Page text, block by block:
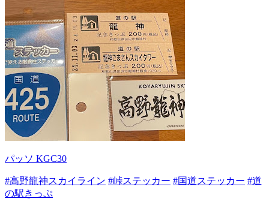
パッソ KGC30
#高野龍神スカイライン #峠ステッカー #国道ステッカー #道
の駅きっぷ